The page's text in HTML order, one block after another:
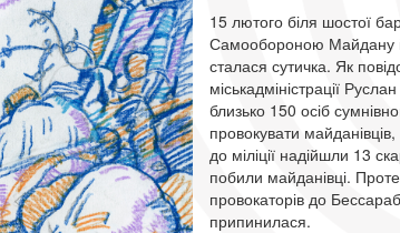
15 лютого біля шостої
Самообороною Майдану й
сталася сутичка. Як
міськадміністрації
близько 150 осіб
провокувати
до міліції надійшли 13
побили майданівці.
провокаторів до
припинилася.